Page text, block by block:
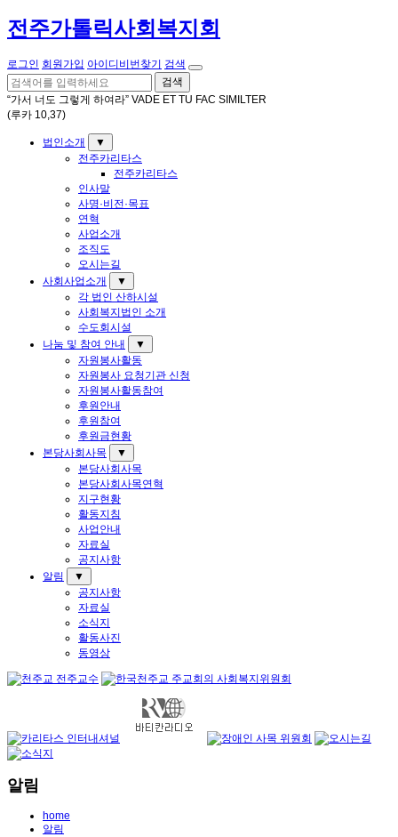
전주가톨릭사회복지회
로그인 회원가입 아이디비번찾기
검색
검색
“가서 너도 그렇게 하여라” VADE ET TU FAC SIMILTER
(루카 10,37)
법인소개
▼
전주카리타스
전주카리타스
인사말
사명·비전·목표
연혁
사업소개
조직도
오시는길
사회사업소개
▼
각 법인 산하시설
사회복지법인 소개
수도회시설
나눔 및 참여 안내
▼
자원봉사활동
자원봉사 요청기관 신청
자원봉사활동참여
후원안내
후원참여
후원금현황
본당사회사목
▼
본당사회사목
본당사회사목연혁
지구현황
활동지침
사업안내
자료실
공지사항
알림
▼
공지사항
자료실
소식지
활동사진
동영상
알림
home
알림